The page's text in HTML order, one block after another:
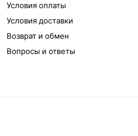
Условия оплаты
Условия доставки
Возврат и обмен
Вопросы и ответы